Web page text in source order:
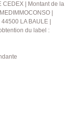
jardin propose
d'eau, un
ouvrant
chaufferie
charme,
vie privilégié.
CEDEX | Montant de la
|
LA BAULE |
du label :